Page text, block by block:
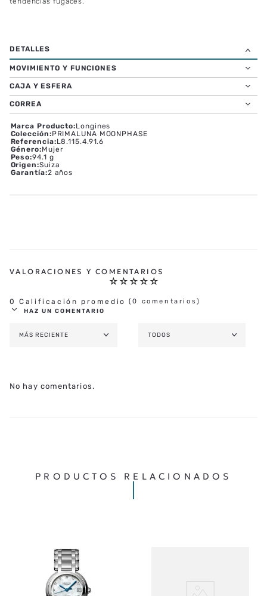
MOVIMIENTO Y FUNCIONES
CAJA Y ESFERA
CORREA
Marca Producto:Longines
Colección:PRIMALUNA MOONPHASE
Referencia:L8.115.4.91.6
Género:Mujer
Peso:94.1 g
Origen:Suiza
Garantía:2 años
☆ ☆ ☆ ☆ ☆
0 Calificación promedio (0 comentarios)
HAZ UN COMENTARIO
TU UBICACIÓN
ESCRIBE UN COMENTARIO
MÁS RECIENTE TODOS
No hay comentarios.
PRODUCTOS RELACIONADOS